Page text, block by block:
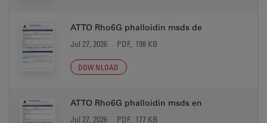
ATTO Rho6G phalloidin msds de
Jul 27, 2026 PDF, 198 KB
DOWNLOAD
ATTO Rho6G phalloidin msds en
Jul 27, 2026 PDF, 177 KB